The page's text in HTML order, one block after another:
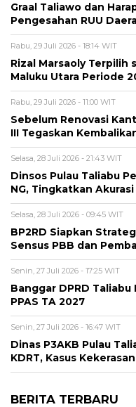
Graal Taliawo dan
Pengesahan RUU
Rabu, 29 Juli 2026 - 18:14 WIT
Rizal Marsaoly Terpilih
Maluku Utara Periode
Rabu, 29 Juli 2026 - 11:00 WIT
Sebelum Renovasi
III Tegaskan
Selasa, 28 Juli 2026 - 21:43 WIT
Dinsos Pulau Taliabu
NG, Tingkatkan
Selasa, 28 Juli 2026 - 09:45 WIT
BP2RD Siapkan
Sensus PBB dan
Senin, 27 Juli 2026 - 17:25 WIT
Banggar DPRD
PPAS TA 2027
Senin, 27 Juli 2026 - 16:47 WIT
Dinas P3AKB Pulau
KDRT, Kasus
BERITA TERBARU